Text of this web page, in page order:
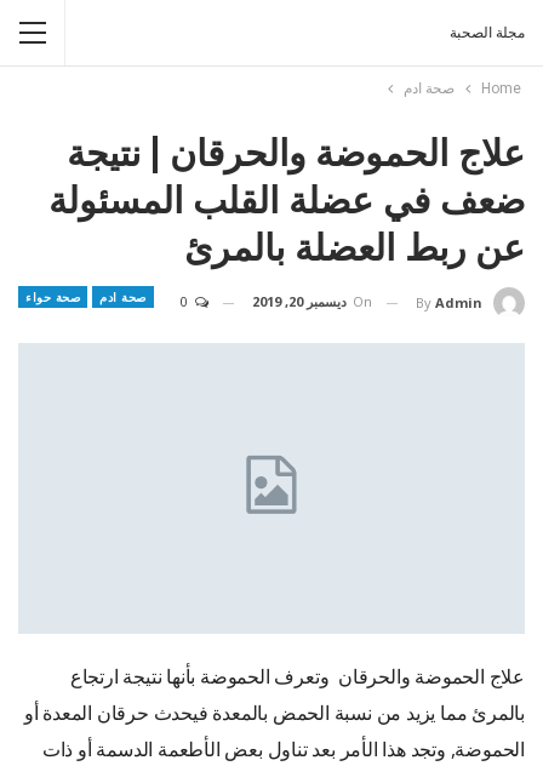
مجلة الصحبة
Home صحة ادم
علاج الحموضة والحرقان | نتيجة
ضعف في عضلة القلب المسئولة
عن ربط العضلة بالمرئ
صحة ادم صحة حواء By Admin
On ديسمبر 20, 2019
علاج الحموضة والحرقان وتعرف الحموضة بأنها نتيجة ارتجاع
بالمرئ مما يزيد من نسبة الحمض بالمعدة فيحدث حرقان المعدة أو
الحموضة, وتجد هذا الأمر بعد تناول بعض الأطعمة الدسمة أو ذات